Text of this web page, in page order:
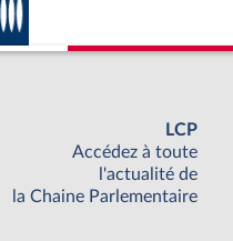
LCP
Accédez à toute
l'actualité de
la Chaine Parlementaire